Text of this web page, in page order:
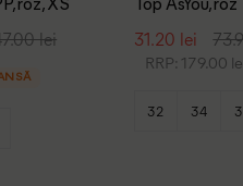
roz, XS
lei
Top AsYou, roz
31.20 lei
RRP: 179.00
32 34